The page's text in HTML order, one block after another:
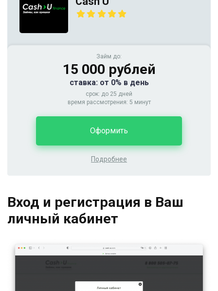
Займ до:
15 000 рублей
ставка: от 0% в день
срок: до 25 дней
время рассмотрения: 5 минут
Подробнее
Оформить
Вход и регистрация в Ваш
личный кабинет